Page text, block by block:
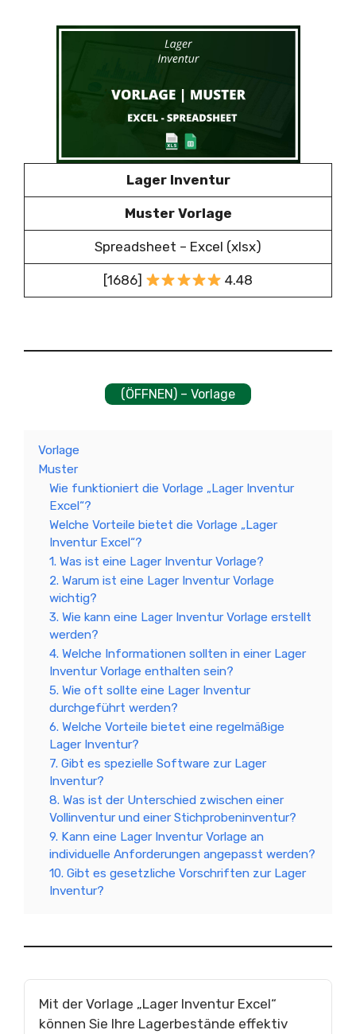
Lager Inventur
Muster Vorlage
Spreadsheet – Excel (xlsx)
[1686] 4.48
(ÖFFNEN) – Vorlage
Vorlage
Muster
Wie funktioniert die Vorlage „Lager Inventur
Excel“?
Welche Vorteile bietet die Vorlage „Lager
Inventur Excel“?
1. Was ist eine Lager Inventur Vorlage?
2. Warum ist eine Lager Inventur Vorlage
wichtig?
3. Wie kann eine Lager Inventur Vorlage erstellt
werden?
4. Welche Informationen sollten in einer Lager
Inventur Vorlage enthalten sein?
5. Wie oft sollte eine Lager Inventur
durchgeführt werden?
6. Welche Vorteile bietet eine regelmäßige
Lager Inventur?
7. Gibt es spezielle Software zur Lager
Inventur?
8. Was ist der Unterschied zwischen einer
Vollinventur und einer Stichprobeninventur?
9. Kann eine Lager Inventur Vorlage an
individuelle Anforderungen angepasst werden?
10. Gibt es gesetzliche Vorschriften zur Lager
Inventur?
Mit der Vorlage „Lager Inventur Excel“
können Sie Ihre Lagerbestände effektiv